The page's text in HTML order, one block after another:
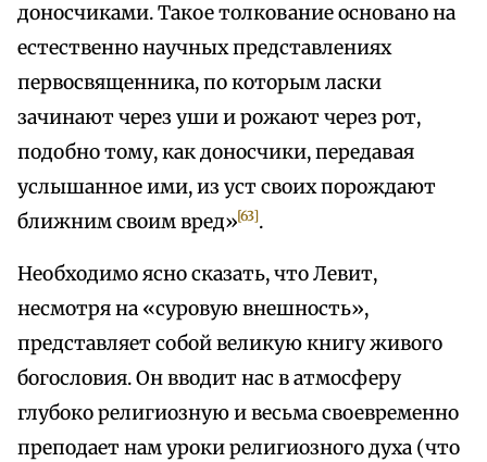
доносчиками. Такое толкование основано на
естественно научных представлениях
первосвященника, по которым ласки
зачинают через уши и рожают через рот,
подобно тому, как доносчики, передавая
услышанное ими, из уст своих порождают
ближним своим вред»[63].
Необходимо ясно сказать, что Левит,
несмотря на «суровую внешность»,
представляет собой великую книгу живого
богословия. Он вводит нас в атмосферу
глубоко религиозную и весьма своевременно
преподает нам уроки религиозного духа (что